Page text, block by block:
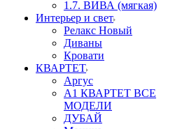
1.7. ВИВА (мягкая)
Интерьер и свет
Релакс Новый
Диваны
Кровати
КВАРТЕТ
Аргус
А1 КВАРТЕТ ВСЕ
МОДЕЛИ
ДУБАЙ